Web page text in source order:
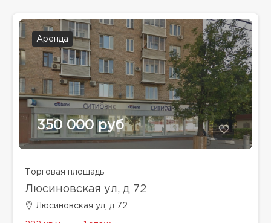
Аренда
350 000 руб
Торговая площадь
Люсиновская ул, д 72
Люсиновская ул, д 72